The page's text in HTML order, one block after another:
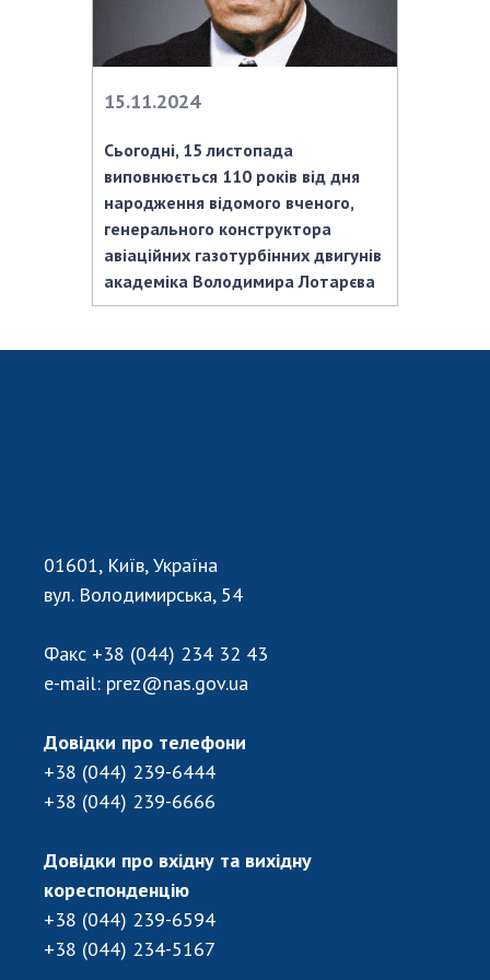
Відкрита наука в НАН України
Підготовка наукових кадрів
Робота з молоддю
МІЖНАРОДНЕ СПІВРОБІТНИЦТВО
Членство в міжнародних організаціях
Міжнародні угоди
Міжнародні програми та конкурси
ДОКУМЕНТИ
Нормативні акти НАН України
НАУКОВІ ВИДАННЯ
АКАДЕМІЯ КОМЕНТУЄ
ПРОФСПІЛКА НАН УКРАЇНИ
КАБІНЕТ
15.11.2024
Сьогодні, 15 листопада
виповнюється 110 років від дня
народження відомого вченого,
генерального конструктора
авіаційних газотурбінних двигунів
академіка Володимира Лотарєва
01601, Київ, Україна
вул. Володимирська, 54
Факс +38 (044) 234 32 43
e-mail: prez@nas.gov.ua
Довідки про телефони
+38 (044) 239-6444
+38 (044) 239-6666
Довідки про вхідну та вихідну
кореспонденцію
+38 (044) 239-6594
+38 (044) 234-5167